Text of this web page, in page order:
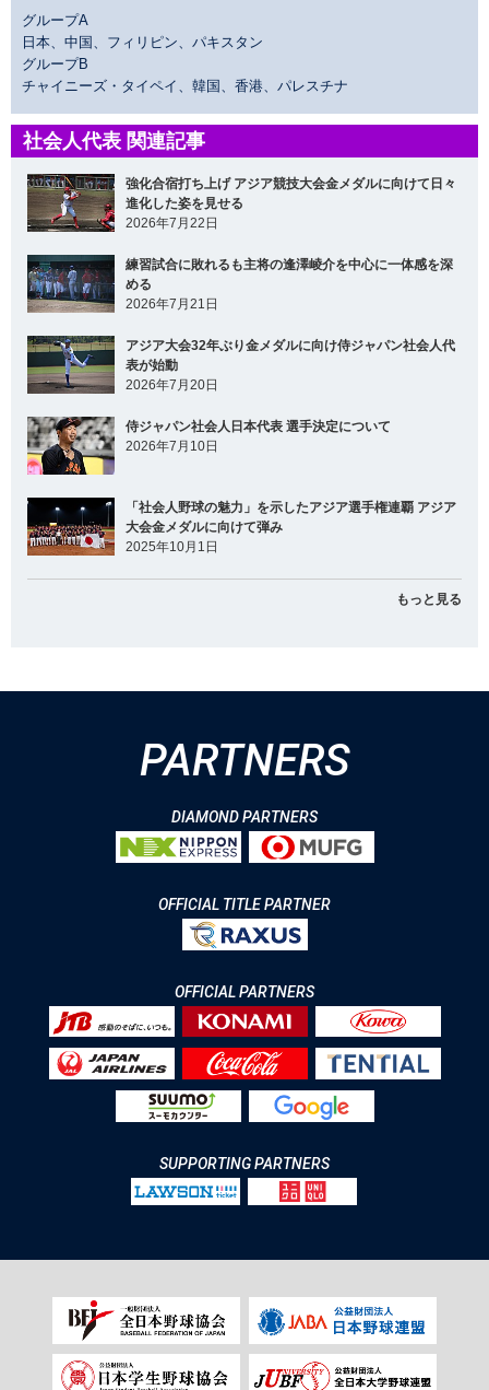
グループA
日本、中国、フィリピン、パキスタン
グループB
チャイニーズ・タイペイ、韓国、香港、パレスチナ
社会人代表 関連記事
強化合宿打ち上げ アジア競技大会金メダルに向けて日々
進化した姿を見せる
2026年7月22日
練習試合に敗れるも主将の逢澤崚介を中心に一体感を深
める
2026年7月21日
アジア大会32年ぶり金メダルに向け侍ジャパン社会人代
表が始動
2026年7月20日
侍ジャパン社会人日本代表 選手決定について
2026年7月10日
「社会人野球の魅力」を示したアジア選手権連覇 アジア
大会金メダルに向けて弾み
2025年10月1日
もっと見る
PARTNERS
DIAMOND PARTNERS
OFFICIAL TITLE PARTNER
OFFICIAL PARTNERS
SUPPORTING PARTNERS